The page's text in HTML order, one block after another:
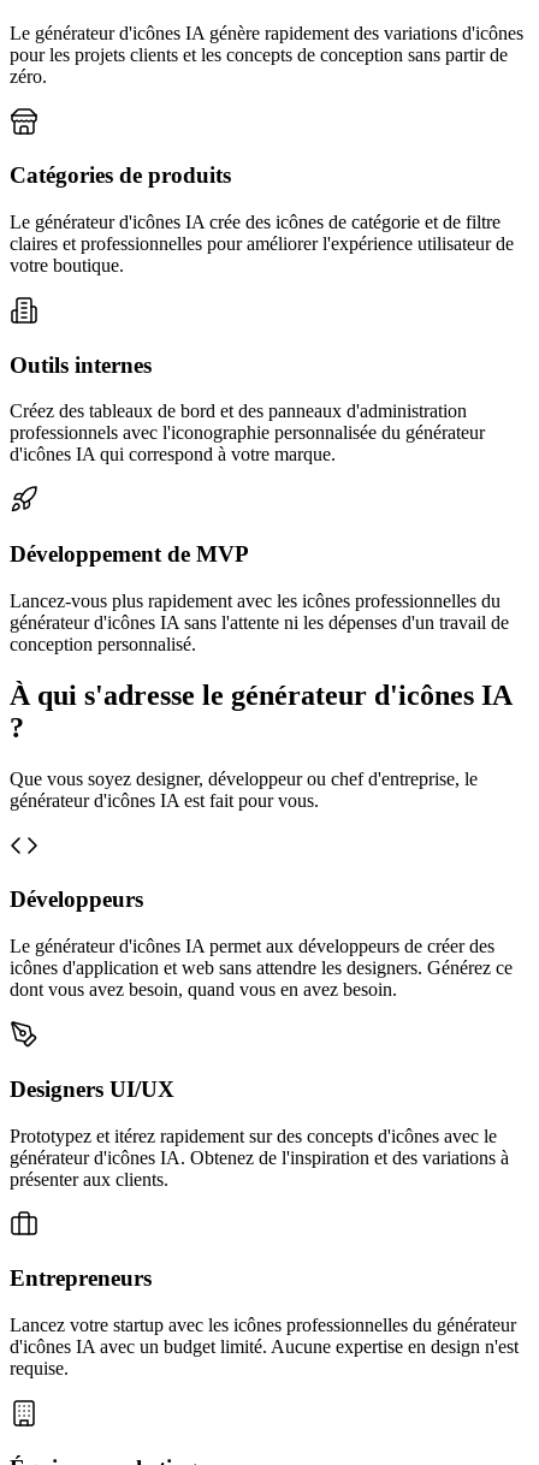
Le générateur d'icônes IA génère rapidement des variations d'icônes
pour les projets clients et les concepts de conception sans partir de
zéro.
Catégories de produits
Le générateur d'icônes IA crée des icônes de catégorie et de filtre
claires et professionnelles pour améliorer l'expérience utilisateur de
votre boutique.
Outils internes
Créez des tableaux de bord et des panneaux d'administration
professionnels avec l'iconographie personnalisée du générateur
d'icônes IA qui correspond à votre marque.
Développement de MVP
Lancez-vous plus rapidement avec les icônes professionnelles du
générateur d'icônes IA sans l'attente ni les dépenses d'un travail de
conception personnalisé.
À qui s'adresse le générateur d'icônes IA
?
Que vous soyez designer, développeur ou chef d'entreprise, le
générateur d'icônes IA est fait pour vous.
Développeurs
Le générateur d'icônes IA permet aux développeurs de créer des
icônes d'application et web sans attendre les designers. Générez ce
dont vous avez besoin, quand vous en avez besoin.
Designers UI/UX
Prototypez et itérez rapidement sur des concepts d'icônes avec le
générateur d'icônes IA. Obtenez de l'inspiration et des variations à
présenter aux clients.
Entrepreneurs
Lancez votre startup avec les icônes professionnelles du générateur
d'icônes IA avec un budget limité. Aucune expertise en design n'est
requise.